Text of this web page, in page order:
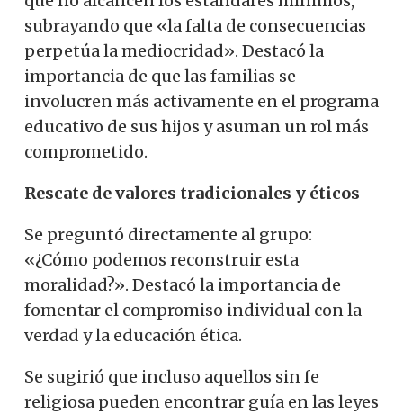
subrayando que «la falta de consecuencias
perpetúa la mediocridad». Destacó la
importancia de que las familias se
involucren más activamente en el programa
educativo de sus hijos y asuman un rol más
comprometido.
Rescate de valores tradicionales y éticos
Se preguntó directamente al grupo:
«¿Cómo podemos reconstruir esta
moralidad?». Destacó la importancia de
fomentar el compromiso individual con la
verdad y la educación ética.
Se sugirió que incluso aquellos sin fe
religiosa pueden encontrar guía en las leyes